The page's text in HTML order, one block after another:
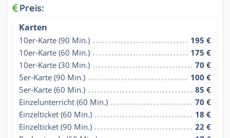
Preis:
Karten
10er-Karte (90 Min.)
195 €
10er-Karte (60 Min.)
175 €
10er-Karte (30 Min.)
70 €
5er-Karte (90 Min.)
100 €
5er-Karte (60 Min.)
85 €
Einzelunterricht (60 Min.)
70 €
Einzelticket (60 Min.)
18 €
Einzelticket (90 Min.)
22 €